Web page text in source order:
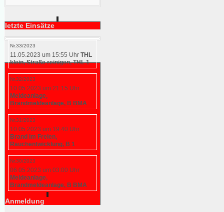
letzte Einsätze
Nr.33/2023
11.05.2023 um 15:55 Uhr THL
klein, Straße reinigen, THL 1
Nr.32/2023
10.05.2023 um 21:15 Uhr
Meldeanlage,
Brandmeldeanlage, B BMA
Nr.31/2023
10.05.2023 um 19:40 Uhr
Brand im Freien,
Rauchentwicklung, B 1
Nr.30/2023
06.05.2023 um 03:00 Uhr
Meldeanlage,
Brandmeldeanlage, B BMA
Anmeldung